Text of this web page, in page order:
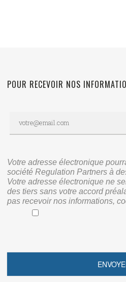
POUR RECEVOIR NOS
Votre adresse électronique
société Regulation Partners à
Votre adresse électronique ne
des tiers sans votre accord
pas recevoir nos informations,